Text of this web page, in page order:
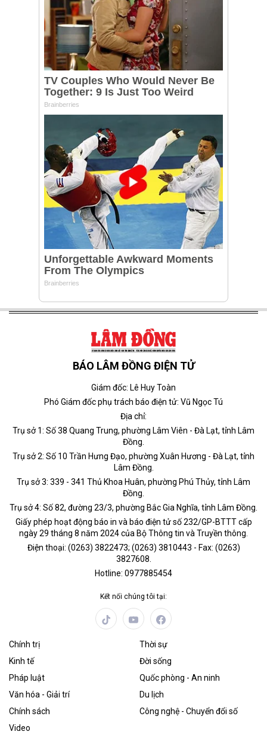
BÁO LÂM ĐỒNG ĐIỆN TỬ
Giám đốc: Lê Huy Toàn
Phó Giám đốc phụ trách báo điện tử: Vũ Ngọc Tú
Địa chỉ:
Trụ sở 1: Số 38 Quang Trung, phường Lâm Viên - Đà Lạt, tỉnh Lâm
Đồng.
Trụ sở 2: Số 10 Trần Hưng Đạo, phường Xuân Hương - Đà Lạt, tỉnh
Lâm Đồng.
Trụ sở 3: 339 - 341 Thủ Khoa Huân, phường Phú Thủy, tỉnh Lâm
Đồng.
Trụ sở 4: Số 82, đường 23/3, phường Bắc Gia Nghĩa, tỉnh Lâm Đồng.
Giấy phép hoạt động báo in và báo điện tử số 232/GP-BTTT cấp
ngày 29 tháng 8 năm 2024 của Bộ Thông tin và Truyền thông.
Điện thoại: (0263) 3822473; (0263) 3810443 - Fax: (0263)
3827608.
Hotline: 0977885454
Kết nối chúng tôi tại:
Chính trị
Thời sự
Kinh tế
Đời sống
Pháp luật
Quốc phòng - An ninh
Văn hóa - Giải trí
Du lịch
Chính sách
Công nghệ - Chuyển đổi số
Video